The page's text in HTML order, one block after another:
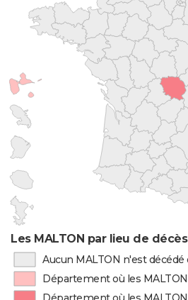
Les MALTON par lieu de décès
Aucun MALTON n'est
Département où les